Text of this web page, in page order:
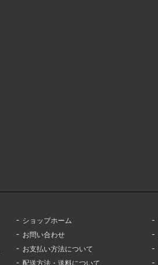
ショップホーム
お問い合わせ
お支払い方法について
配送方法・送料について